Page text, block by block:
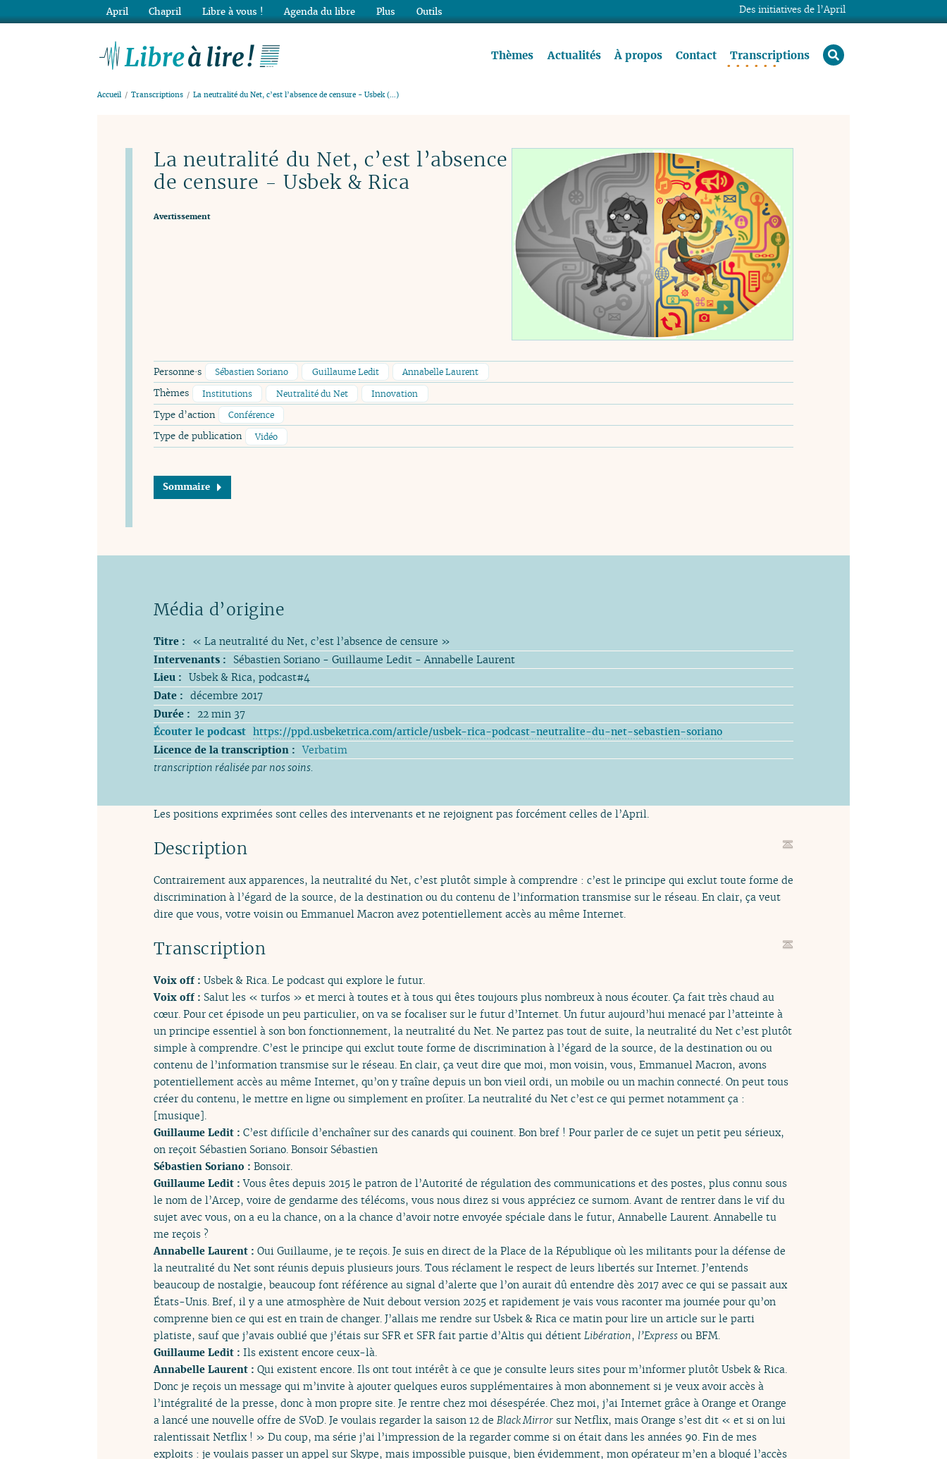
Thèmes Actualités À propos Contact Transcriptions rechercher
Accueil Transcriptions La neutralité du Net, c’est l’absence de censure - Usbek (…)
La neutralité du Net, c’est l’absence
de censure - Usbek & Rica
Avertissement
Personne·s Sébastien Soriano Guillaume Ledit Annabelle Laurent
Thèmes Institutions Neutralité du Net Innovation
Type d’action Conférence
Type de publication Vidéo
Sommaire
Titre :
« La neutralité du Net, c’est l’absence de censure »
Intervenants :
Sébastien Soriano - Guillaume Ledit - Annabelle Laurent
Lieu : Usbek & Rica, podcast#4
Date : décembre 2017
Durée :
22 min 37
Écouter le podcast https://ppd.usbeketrica.com/article/usbek-rica-podcast-neutralite-du-net-sebastien-soriano
Licence de la transcription : Verbatim
transcription réalisée par nos soins.
Les positions exprimées sont celles des intervenants et ne rejoignent pas forcément celles de l’April.
Description
Contrairement aux apparences, la neutralité du Net, c’est plutôt simple à comprendre : c’est le principe qui exclut toute forme de
discrimination à l’égard de la source, de la destination ou du contenu de l’information transmise sur le réseau. En clair, ça veut
dire que vous, votre voisin ou Emmanuel Macron avez potentiellement accès au même Internet.
Transcription
Voix off : Usbek & Rica. Le podcast qui explore le futur.
Voix off : Salut les « turfos » et merci à toutes et à tous qui êtes toujours plus nombreux à nous écouter. Ça fait très chaud au
cœur. Pour cet épisode un peu particulier, on va se focaliser sur le futur d’Internet. Un futur aujourd’hui menacé par l’atteinte à
un principe essentiel à son bon fonctionnement, la neutralité du Net. Ne partez pas tout de suite, la neutralité du Net c’est plutôt
simple à comprendre. C’est le principe qui exclut toute forme de discrimination à l’égard de la source, de la destination ou ou
contenu de l’information transmise sur le réseau. En clair, ça veut dire que moi, mon voisin, vous, Emmanuel Macron, avons
potentiellement accès au même Internet, qu’on y traîne depuis un bon vieil ordi, un mobile ou un machin connecté. On peut tous
créer du contenu, le mettre en ligne ou simplement en profiter. La neutralité du Net c’est ce qui permet notamment ça :
[musique].
Guillaume Ledit : C’est difficile d’enchaîner sur des canards qui couinent. Bon bref ! Pour parler de ce sujet un petit peu sérieux,
on reçoit Sébastien Soriano. Bonsoir Sébastien
Sébastien Soriano : Bonsoir.
Guillaume Ledit :Vous êtes depuis 2015 le patron de l’Autorité de régulation des communications et des postes, plus connu sous
le nom de l’Arcep, voire de gendarme des télécoms, vous nous direz si vous appréciez ce surnom. Avant de rentrer dans le vif du
sujet avec vous, on a eu la chance, on a la chance d’avoir notre envoyée spéciale dans le futur, Annabelle Laurent. Annabelle tu
me reçois ?
Annabelle Laurent : Oui Guillaume, je te reçois. Je suis en direct de la Place de la République où les militants pour la défense de
la neutralité du Net sont réunis depuis plusieurs jours. Tous réclament le respect de leurs libertés sur Internet. J’entends
beaucoup de nostalgie, beaucoup font référence au signal d’alerte que l’on aurait dû entendre dès 2017 avec ce qui se passait aux
États-Unis. Bref, il y a une atmosphère de Nuit debout version 2025 et rapidement je vais vous raconter ma journée pour qu’on
comprenne bien ce qui est en train de changer. J’allais me rendre sur Usbek & Rica ce matin pour lire un article sur le parti
platiste, sauf que j’avais oublié que j’étais sur SFR et SFR fait partie d’Altis qui détient Libération, l’Express ou BFM.
Guillaume Ledit : Ils existent encore ceux-là.
Annabelle Laurent : Qui existent encore. Ils ont tout intérêt à ce que je consulte leurs sites pour m’informer plutôt Usbek & Rica.
Donc je reçois un message qui m’invite à ajouter quelques euros supplémentaires à mon abonnement si je veux avoir accès à
l’intégralité de la presse, donc à mon propre site. Je rentre chez moi désespérée. Chez moi, j’ai Internet grâce à Orange et Orange
a lancé une nouvelle offre de SVoD. Je voulais regarder la saison 12 de Black Mirror sur Netflix, mais Orange s’est dit « et si on lui
ralentissait Netflix ! » Du coup, ma série j’ai l’impression de la regarder comme si on était dans les années 90. Fin de mes
exploits : je voulais passer un appel sur Skype, mais impossible puisque, bien évidemment, mon opérateur m’en a bloqué l’accès
Des initiatives de l’April
April Chapril Libre à vous ! Agenda du libre Plus Outils